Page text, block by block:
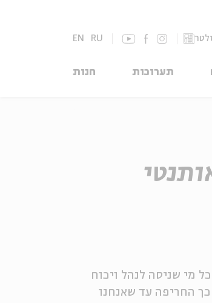
EN RU
תערוכות חנות
מי שניסה לנהל ויכוח
החריפה עד שאנחנו